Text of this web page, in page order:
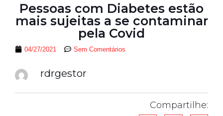
Pessoas com Diabetes estão
mais sujeitas a se contaminar
pela Covid
04/27/2021 Sem Comentários
rdrgestor
Compartilhe: